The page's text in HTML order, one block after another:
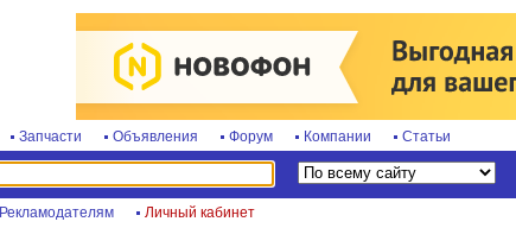
Запчасти Объявления Форум Компании Статьи
Рекламодателям Личный кабинет